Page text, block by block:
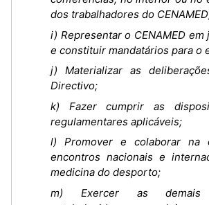
dos trabalhadores do
i) Representar o CENAMED
e constituir mandatários para o
j) Materializar as
Directivo;
k) Fazer cumprir as
regulamentares aplicáveis;
l) Promover e colaborar na
encontros nacionais e
medicina do desporto;
m) Exercer as demais